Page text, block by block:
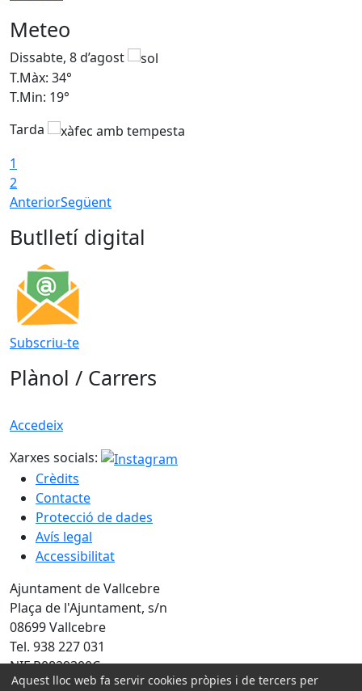
Meteo
Dissabte, 8 d’agost
T.Màx: 34°
T.Min: 19°
Tarda
1
2
AnteriorSegüent
Butlletí digital
Subscriu-te
Plànol / Carrers
Accedeix
Xarxes socials:
Crèdits
Contacte
Protecció de dades
Avís legal
Accessibilitat
Ajuntament de Vallcebre
Plaça de l'Ajuntament, s/n
08699 Vallcebre
Tel. 938 227 031
NIF P0829300C
Aquest lloc web fa servir cookies pròpies i de tercers per